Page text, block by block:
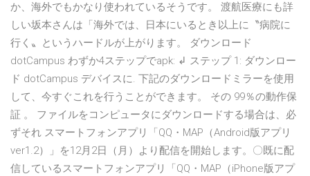
か、海外でもかなり使われているそうです。 渡航医療にも詳
しい坂本さんは「海外では、日本にいるとき以上に〝病院に
行く〟というハードルが上がります。 ダウンロード
dotCampus わずか4ステップでapk: ↲ ステップ 1: ダウンロー
ド dotCampus デバイスに. 下記のダウンロードミラーを使用
して、今すぐこれを行うことができます。 その 99％の動作保
証 。 ファイルをコンピュータにダウンロードする場合は、必
ずそれ スマートフォンアプリ「QQ・MAP（Android版アプリ
ver1.2）」を12月2日（月）より配信を開始します。〇既に配
信しているスマートフォンアプリ「QQ・MAP（iPhone版アプ